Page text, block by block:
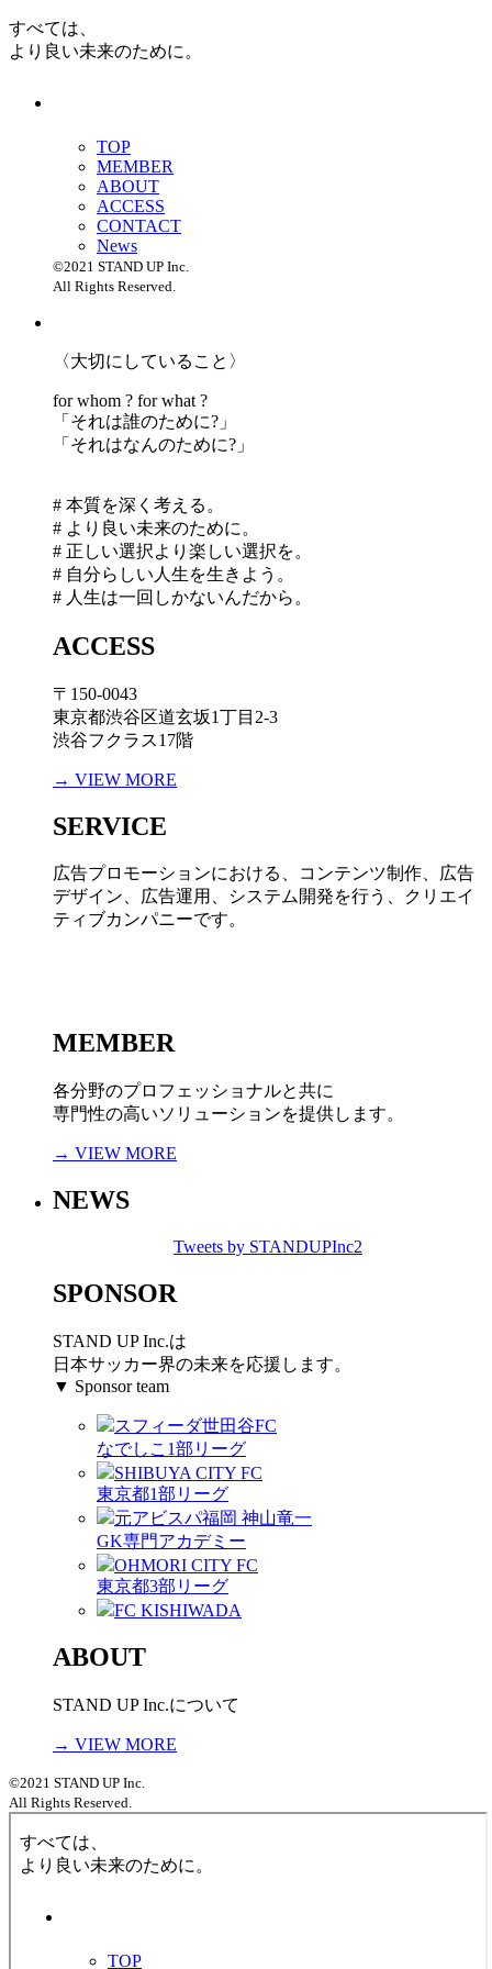
すべては、
より良い未来のために。
TOP
MEMBER
ABOUT
ACCESS
CONTACT
News
©2021 STAND UP Inc.
All Rights Reserved.
〈大切にしていること〉
for whom ? for what ?
「 それは誰のために?」
「 それはなんのために?」
# 本質を深く考える。
# より良い未来のために。
# 正しい選択より楽しい選択を。
# 自分らしい人生を生きよう。
# 人生は一回しかないんだから。
ACCESS
〒150-0043
東京都渋谷区道玄坂1丁目2-3
渋谷フクラス17階
→ VIEW MORE
SERVICE
広告プロモーションにおける、コンテンツ制作、広告
デザイン、広告運用、システム開発を行う、
クリエイ
ティブカンパニーです。
MEMBER
各分野のプロフェッショナルと共に
専門性の高いソリューションを提供します。
→ VIEW MORE
NEWS
Tweets by STANDUPInc2
SPONSOR
STAND UP Inc.は
日本サッカー界の未来を応援します。
▼ Sponsor team
スフィーダ世田谷FC
なでしこ1部リーグ
SHIBUYA CITY FC
東京都1部リーグ
元アビスパ福岡 神山竜一
GK専門アカデミー
OHMORI CITY FC
東京都3部リーグ
FC KISHIWADA
ABOUT
STAND UP Inc.について
→ VIEW MORE
©2021 STAND UP Inc.
All Rights Reserved.